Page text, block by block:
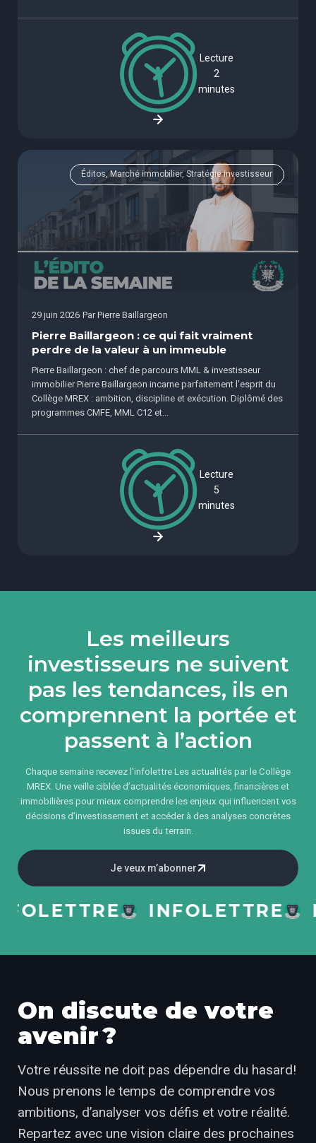
Lecture
2
minutes
Éditos, Marché immobilier, Stratégie investisseur
29 juin 2026 Par Pierre Baillargeon
Pierre Baillargeon : ce qui fait vraiment
perdre de la valeur à un immeuble
Pierre Baillargeon : chef de parcours MML & investisseur
immobilier Pierre Baillargeon incarne parfaitement l’esprit du
Collège MREX : ambition, discipline et exécution. Diplômé des
programmes CMFE, MML C12 et...
Lecture
5
minutes
Les meilleurs
investisseurs ne suivent
pas les tendances, ils en
comprennent la portée et
passent à l’action
Chaque semaine recevez l'infolettre Les actualités par le Collège
MREX. Une veille ciblée d’actualités économiques, financières et
immobilières pour mieux comprendre les enjeux qui influencent vos
décisions d’investissement et accéder à des analyses concrètes
issues du terrain.
Je veux m’abonner
INFOLETTRE
On discute de votre
avenir ?
Votre réussite ne doit pas dépendre du hasard!
Nous prenons le temps de comprendre vos
ambitions, d’analyser vos défis et votre réalité.
Repartez avec une vision claire des prochaines